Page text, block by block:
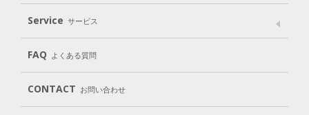
パッケージへのこだわり
動物実験をしない
Laundry
Cleaning Baby Kids
Body（ボディ） Hair（ヘア） Oral care（オーラルケア）
Goods （グッズ）
Service サービス
User Guide
Subscription（定期便）
FAQ よくある質問
CONTACT お問い合わせ